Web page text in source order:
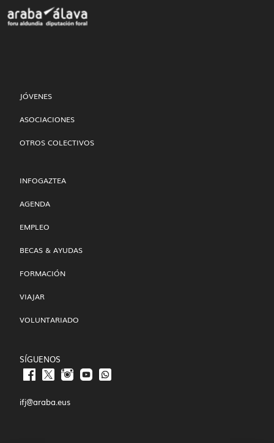
JÓVENES
ASOCIACIONES
OTROS COLECTIVOS
INFOGAZTEA
AGENDA
EMPLEO
BECAS & AYUDAS
FORMACIÓN
VIAJAR
VOLUNTARIADO
SÍGUENOS
ifj@araba.eus